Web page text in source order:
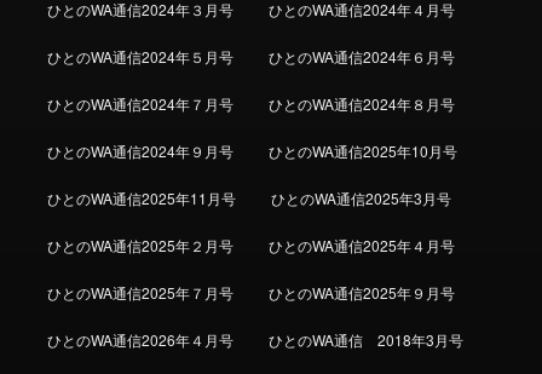
ひとのWA通信2024年３月号 ひとのWA通信2024年４月号
ひとのWA通信2024年５月号 ひとのWA通信2024年６月号
ひとのWA通信2024年７月号 ひとのWA通信2024年８月号
ひとのWA通信2024年９月号 ひとのWA通信2025年10月号
ひとのWA通信2025年11月号 ひとのWA通信2025年3月号
ひとのWA通信2025年２月号 ひとのWA通信2025年４月号
ひとのWA通信2025年７月号 ひとのWA通信2025年９月号
ひとのWA通信2026年４月号 ひとのWA通信 2018年3月号